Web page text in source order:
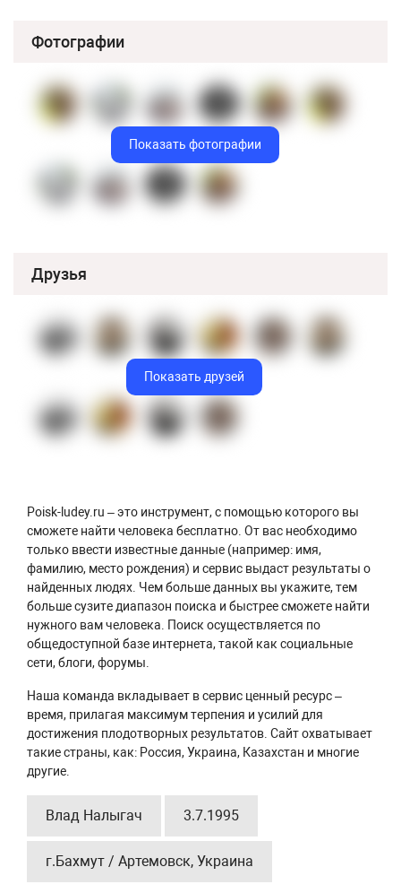
Фотографии
Показать фотографии
Друзья
Показать друзей
Poisk-ludey.ru – это инструмент, с помощью которого вы
сможете найти человека бесплатно. От вас необходимо
только ввести известные данные (например: имя,
фамилию, место рождения) и сервис выдаст результаты о
найденных людях. Чем больше данных вы укажите, тем
больше сузите диапазон поиска и быстрее сможете найти
нужного вам человека. Поиск осуществляется по
общедоступной базе интернета, такой как социальные
сети, блоги, форумы.
Наша команда вкладывает в сервис ценный ресурс –
время, прилагая максимум терпения и усилий для
достижения плодотворных результатов. Сайт охватывает
такие страны, как: Россия, Украина, Казахстан и многие
другие.
Влад Налыгач 3.7.1995
г.Бахмут / Артемовск, Украина